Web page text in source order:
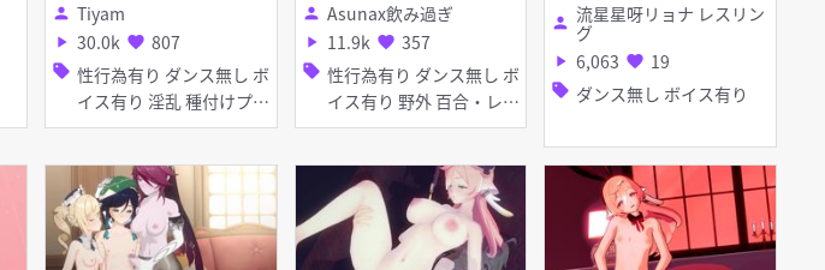
person Tiyam
play_arrow 30.0k favorite 807
sell 性行為有り ダンス無し ボ
イス有り 淫乱 種付けプレ
ス
person Asunax飲み過ぎ
play_arrow 11.9k favorite 357
sell 性行為有り ダンス無し ボ
イス有り 野外 百合・レズ
陵辱 無理やり 異種姦 ふ
チオ フェラ 輪姦
断腰折磨
person 流星星呀リョナ レスリン
グ
play_arrow 6,063 favorite 19
sell ダンス無し ボイス有り